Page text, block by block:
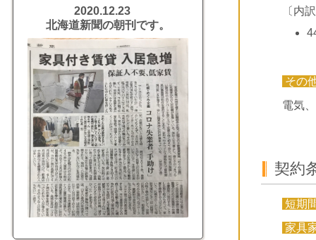
〔内
その
電気
契約
短期
家具
2020.12.23
北海道新聞の朝刊です。